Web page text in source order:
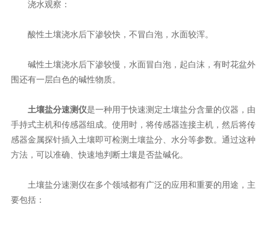
浇水观察：
酸性土壤浇水后下渗较快，不冒白泡，水面较浑。
碱性土壤浇水后下渗较慢，水面冒白泡，起白沫，有时花盆外
围还有一层白色的碱性物质。
土壤盐分速测仪是一种用于快速测定土壤盐分含量的仪器，由
手持式主机和传感器组成。使用时，将传感器连接主机，然后将传
感器金属探针插入土壤即可检测土壤盐分、水分等参数。通过这种
方法，可以准确、快速地判断土壤是否盐碱化。
土壤盐分速测仪在多个领域都有广泛的应用和重要的用途，主
要包括：